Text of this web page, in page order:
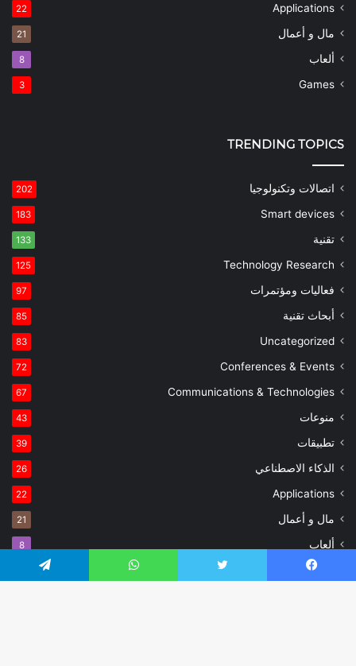
Applications
22
مال و أعمال 21
ألعاب 8
Games
3
TRENDING TOPICS
اتصالات وتكنولوجيا 202
Smart devices
183
تقنية 133
Technology Research
125
فعاليات ومؤتمرات 97
أبحاث تقنية 85
Uncategorized
83
Conferences & Events
72
Communications & Technologies
67
منوعات 43
تطبيقات 39
الذكاء الاصطناعي 26
Applications
22
مال و أعمال 21
ألعاب 8
Games
فيسبوك تويتر واتساب تيلقرام